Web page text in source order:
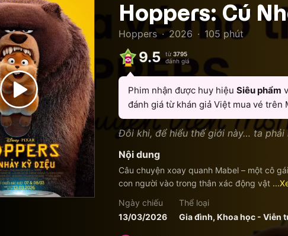
Hoppers: Cú
Hoppers · 2026 · 105 phút
9.5 từ 3795
đánh giá
Phim nhận được huy hiệu Siêu phẩm
đánh giá từ khán giả Việt mua vé trên
Đôi khi, để hiểu thế giới này… ta
Nội dung
Câu chuyện xoay quanh Mabel – một cô
con người vào trong thân xác động vật
Ngày chiếu
13/03/2026
Thể loại
Gia đình, Khoa học - Viễn